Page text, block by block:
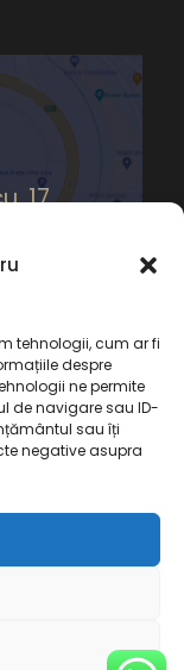
tehnologii, cum ar fi
despre
ne permite
de navigare sau ID-
sau îți
negative asupra
17
Deaconu,
de